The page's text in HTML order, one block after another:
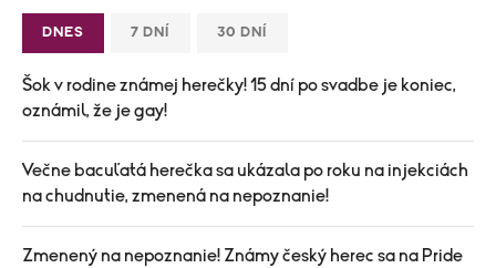
DNES 7 DNÍ 30 DNÍ
Šok v rodine známej herečky! 15 dní po svadbe je koniec,
oznámil, že je gay!
Večne bacuľatá herečka sa ukázala po roku na injekciách
na chudnutie, zmenená na nepoznanie!
Zmenený na nepoznanie! Známy český herec sa na Pride